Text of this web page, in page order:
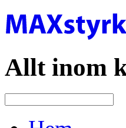
Allt inom